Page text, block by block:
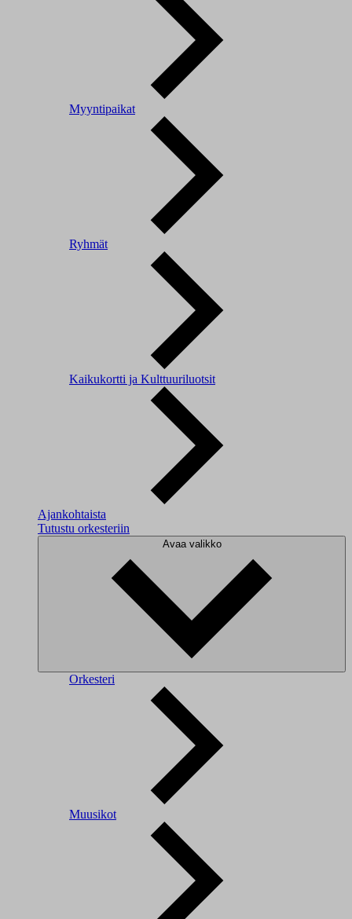
Myyntipaikat
Ryhmät
Kaikukortti ja Kulttuuriluotsit
Ajankohtaista
Tutustu orkesteriin
Avaa valikko
Orkesteri
Muusikot